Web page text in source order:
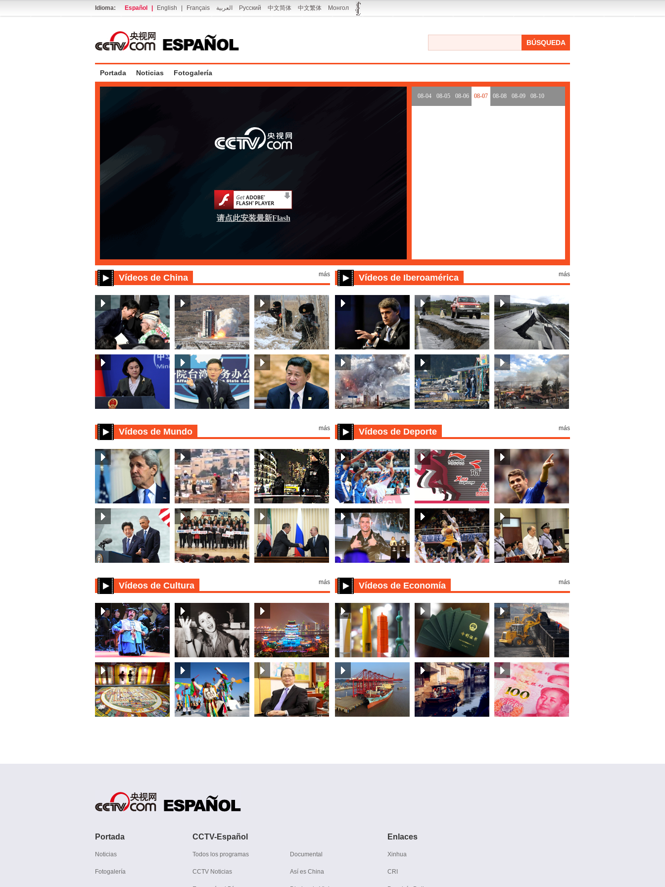
Idioma: Español English Français العربية Русский 中文简体 中文繁体 Монгол
BÚSQUEDA
Portada Noticias Fotogalería
请点此安装最新Flash
08-04 08-05 08-06 08-07 08-08 08-09 08-10
Vídeos de China más
Vídeos de Mundo más
Vídeos de Cultura más
Vídeos de Iberoamérica más
Vídeos de Deporte más
Vídeos de Economía más
Portada
Noticias
Fotogalería
CCTV-Español
Todos los programas
CCTV Noticias
Documental
Así es China
Enlaces
Xinhua
CRI